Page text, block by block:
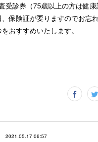
受診券（75歳以上の方は健
保険証が要りますのでお忘
おすすめいたします。
2021.05.17 06:57